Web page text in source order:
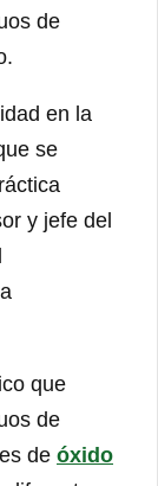
de
en la
se
y jefe del
que
de
de óxido